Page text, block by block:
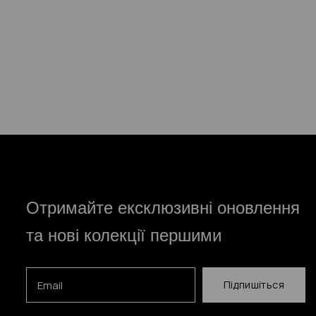
Отримайте ексклюзивні оновлення
та нові колекції першими